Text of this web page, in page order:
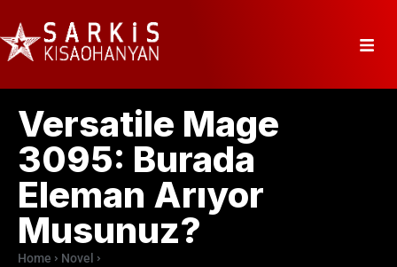
Versatile Mage
3095: Burada
Eleman Arıyor
Musunuz?
Home
Novel